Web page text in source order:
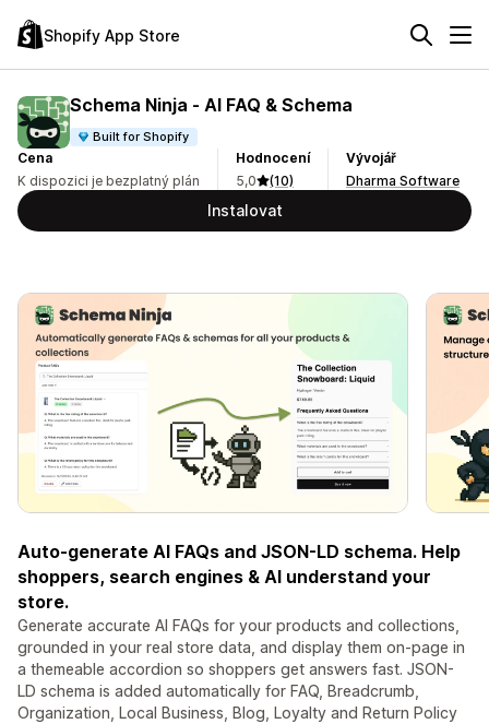
Shopify App Store
Schema Ninja ‑ AI FAQ & Schema
Built for Shopify
Cena
K dispozici je bezplatný plán
Hodnocení
5,0
(10)
Vývojář
Dharma Software
Instalovat
Auto-generate AI FAQs and JSON-LD schema. Help
shoppers, search engines & AI understand your
store.
Generate accurate AI FAQs for your products and collections,
grounded in your real store data, and display them on-page in
a themeable accordion so shoppers get answers fast. JSON-
LD schema is added automatically for FAQ, Breadcrumb,
Organization, Local Business, Blog, Loyalty and Return Policy